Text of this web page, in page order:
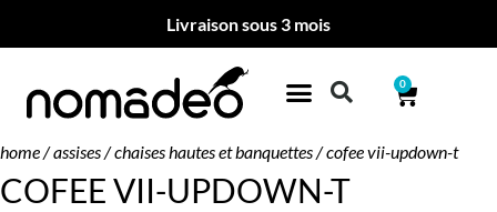
Livraison sous 3 mois
0
home/assises/chaises hautes et banquettes/ cofee vii-updown-t
COFEE VII-UPDOWN-T